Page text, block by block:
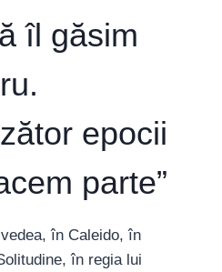
îl găsim
epocii
parte”
în Caleido, în
în regia lui